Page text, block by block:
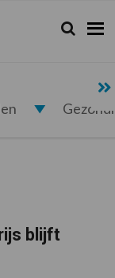
Zoeken...
Zoek
blijft